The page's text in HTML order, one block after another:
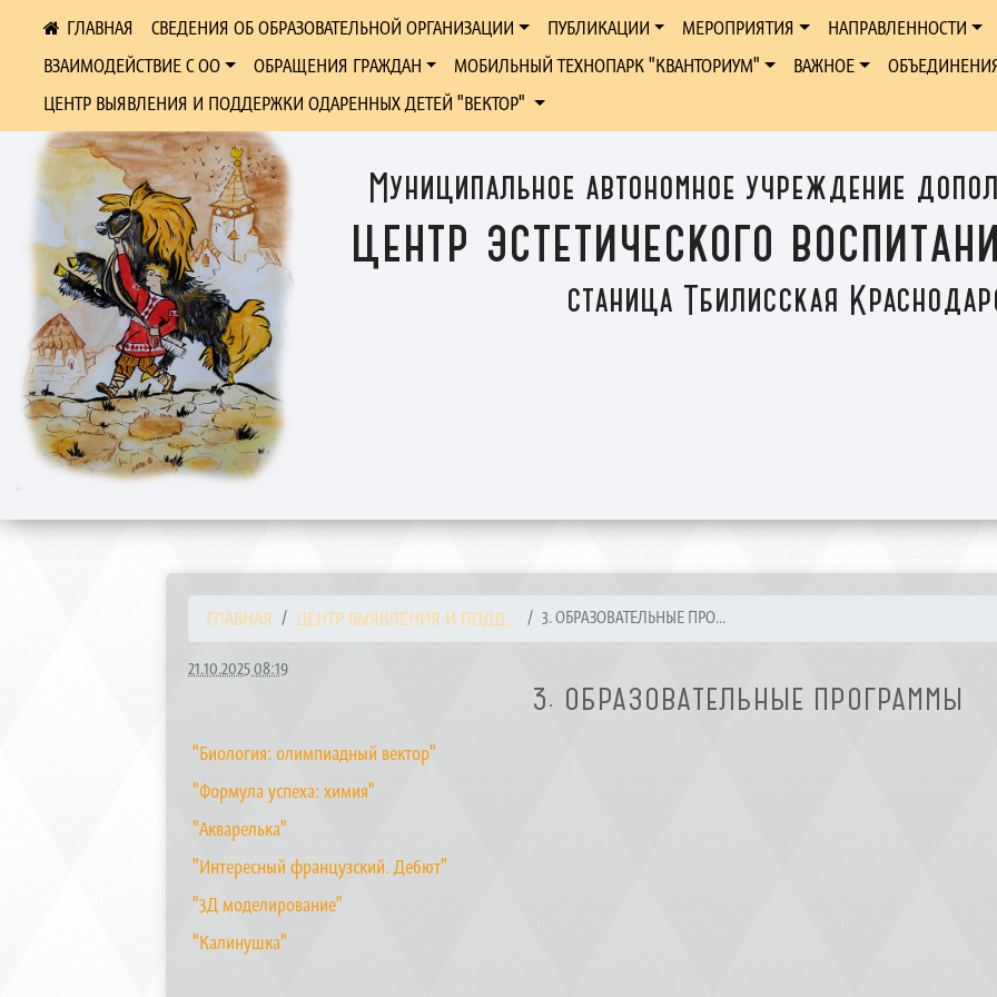
Муниципальное автономное учреждение
центр эстетического
станица Тбилисская
СВЕДЕНИЯ ОБ ОБРАЗОВАТЕЛЬНОЙ ОРГАНИЗАЦИИ ПУБЛИКАЦИИ МЕРОПРИЯТИЯ
НАПРАВЛЕННОСТИ
ВЗАИМОДЕЙСТВИЕ С ОО
ОБРАЩЕНИЯ ГРАЖДАН МОБИЛЬНЫЙ ТЕХНОПАРК "КВАНТОРИУМ" ВАЖНОЕ
ЦЕНТР ВЫЯВЛЕНИЯ И ПОДДЕРЖКИ ОДАРЕННЫХ ДЕТЕЙ "ВЕКТОР"
ГЛАВНАЯ ЦЕНТР ВЫЯВЛЕНИЯ И ПОДД... 3. ОБРАЗОВАТЕЛЬНЫЕ ПРО...
21.10.2025 08:19
3. ОБРАЗОВАТЕЛЬНЫЕ ПРОГРАММЫ
"Биология: олимпиадный вектор"
"Формула успеха: химия"
"Акварелька"
"Интересный французский. Дебют"
"3Д моделирование"
"Калинушка"